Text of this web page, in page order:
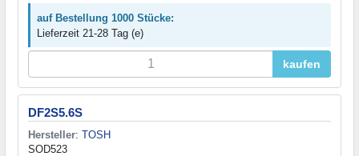
auf Bestellung 1000 Stücke:
Lieferzeit 21-28 Tag (e)
kaufen
DF2S5.6S
Hersteller: TOSH
SOD523